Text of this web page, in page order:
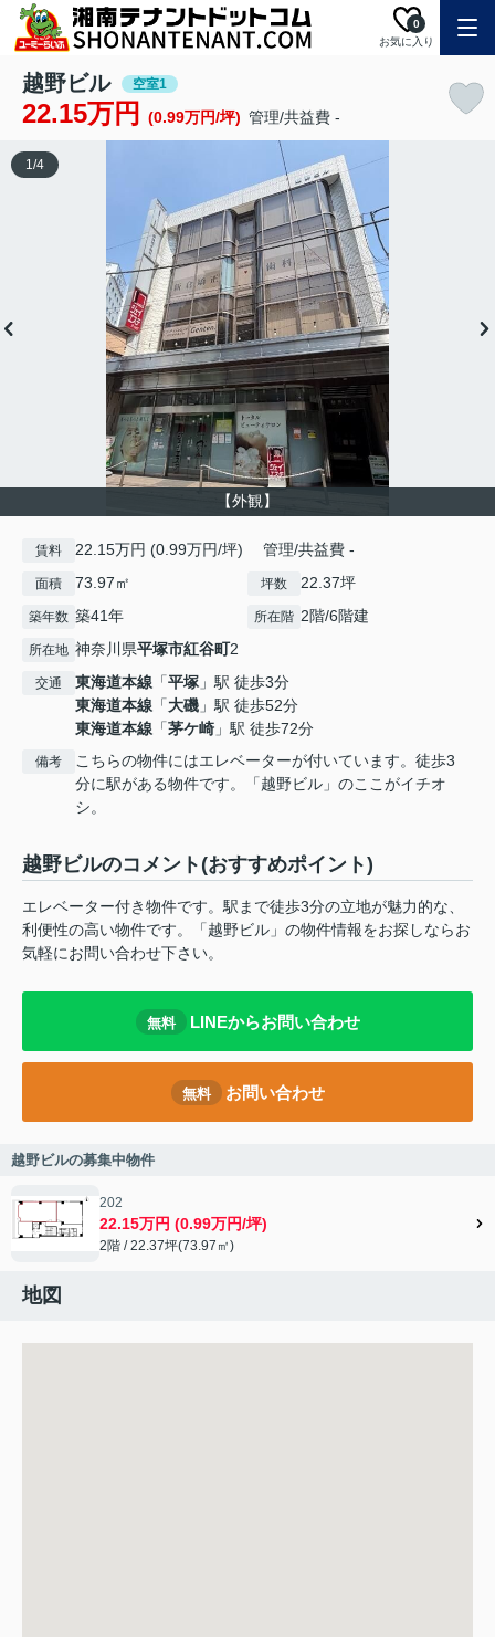
お気に入り
0
越野ビル 空室1
22.15万円 (0.99万円/坪) 管理/共益費 -
【外観】
1/4
賃料 22.15万円 (0.99万円/坪) 管理/共益費 -
面積 73.97㎡ 坪数 22.37坪
築年数 築41年 所在階 2階/6階建
所在地 神奈川県平塚市紅谷町2
交通 東海道本線 「平塚 」駅 徒歩3分
東海道本線 「大磯 」駅 徒歩52分
東海道本線 「茅ケ崎 」駅 徒歩72分
備考
こちらの物件にはエレベーターが付いています。徒歩3
分に駅がある物件です。「越野ビル」のここがイチオ
シ。
越野ビルのコメント(おすすめポイント)
エレベーター付き物件です。駅まで徒歩3分の立地が魅力的な、
利便性の高い物件です。「越野ビル」の物件情報をお探しならお
気軽にお問い合わせ下さい。
無料 LINEからお問い合わせ
無料 お問い合わせ
越野ビルの募集中物件
202
22.15万円 (0.99万円/坪)
2階 / 22.37坪(73.97㎡)
地図